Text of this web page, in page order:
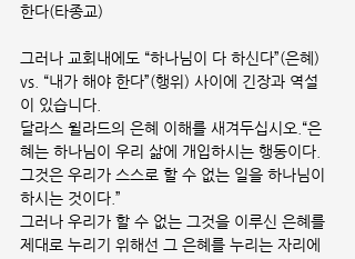
한다(타종교)
그러나 교회내에도 “하나님이 다 하신다”(은혜)
vs. “내가 해야 한다”(행위) 사이에 긴장과 역설
이 있습니다.
달라스 윌라드의 은혜 이해를 새겨두십시오.“은
혜는 하나님이 우리 삶에 개입하시는 행동이다.
그것은 우리가 스스로 할 수 없는 일을 하나님이
하시는 것이다.”
그러나 우리가 할 수 없는 그것을 이루신 은혜를
제대로 누리기 위해선 그 은혜를 누리는 자리에